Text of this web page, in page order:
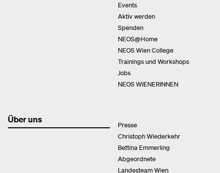
Events
Aktiv werden
Spenden
NEOS@Home
NEOS Wien College
Trainings und Workshops
Jobs
NEOS WIENERINNEN
Über uns
Presse
Christoph Wiederkehr
Bettina Emmerling
Abgeordnete
Landesteam Wien